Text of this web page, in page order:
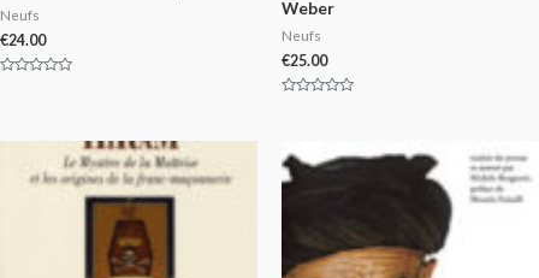
Neufs
€24.00
5
Weber
Neufs
€25.00
5